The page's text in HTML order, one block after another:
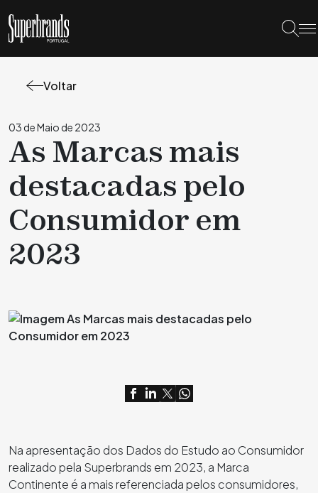
Voltar
03 de Maio de 2023
As Marcas mais
destacadas pelo
Consumidor em
2023
Na apresentação dos Dados do Estudo ao Consumidor
realizado pela Superbrands em 2023, a Marca
Continente é a mais referenciada pelos consumidores,